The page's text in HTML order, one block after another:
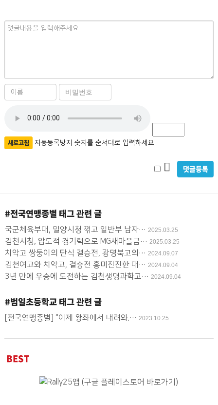
내
름
비
밀
수
등
새로고침 자동등록방지 숫자를 순서대로 입력하세요.
비
용
#전국연맹종별 태그 관련 글
국군체육부대, 밀양시청 꺾고 일반부 남자… 2025.03.25
김천시청, 압도적 경기력으로 MG새마을금… 2025.03.25
치악고 쌍둥이의 단식 결승전, 광명북고의… 2024.09.07
김천여고와 치악고, 결승전 흥미진진한 대… 2024.09.04
3년 만에 우승에 도전하는 김천생명과학고… 2024.09.04
#범일초등학교태그 관련 글
[전국연맹종별] “이제 왕좌에서 내려와.… 2023.10.25
BEST